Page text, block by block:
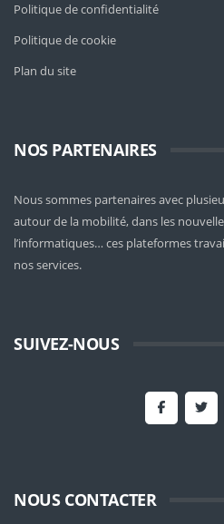
Politique de confidentialité
Politique de cookie
Plan du site
NOS PARTENAIRES
Nous sommes partenaires avec
autour de la mobilité, dans les
l’informatiques… ces plateformes
nos services.
SUIVEZ-NOUS
NOUS CONTACTER